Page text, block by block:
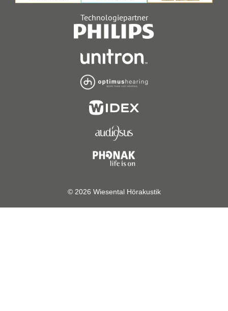
Technologiepartner
© 2026 Wiesental Hörakustik